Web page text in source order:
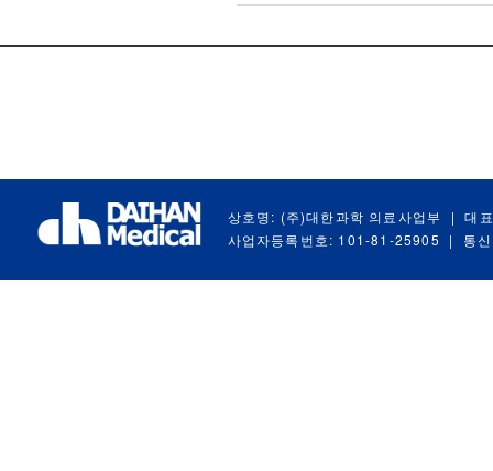
상호명: (주)대한과학 의료사업부 |
대
사업자등록번호: 101-81-25905
| 통